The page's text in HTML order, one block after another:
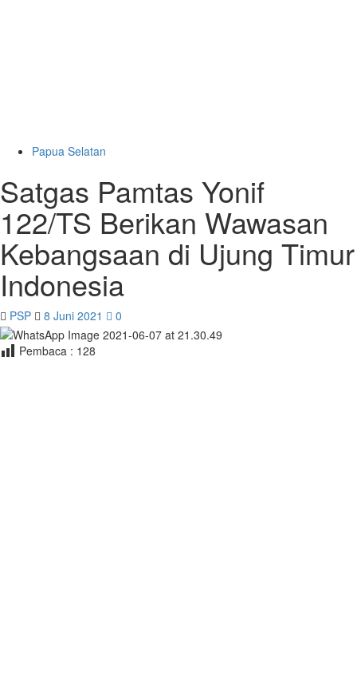
Papua Selatan
Satgas Pamtas Yonif
122/TS Berikan Wawasan
Kebangsaan di Ujung Timur
Indonesia
PSP 8 Juni 2021 0
Pembaca : 128